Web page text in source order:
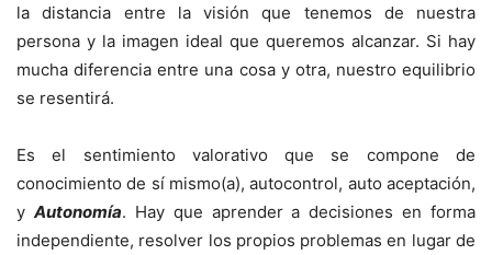
la distancia entre la visión que tenemos de nuestra
persona y la imagen ideal que queremos alcanzar. Si hay
mucha diferencia entre una cosa y otra, nuestro equilibrio
se resentirá.
Es el sentimiento valorativo que se compone de
conocimiento de sí mismo(a), autocontrol, auto aceptación,
y Autonomía. Hay que aprender a decisiones en forma
independiente, resolver los propios problemas en lugar de